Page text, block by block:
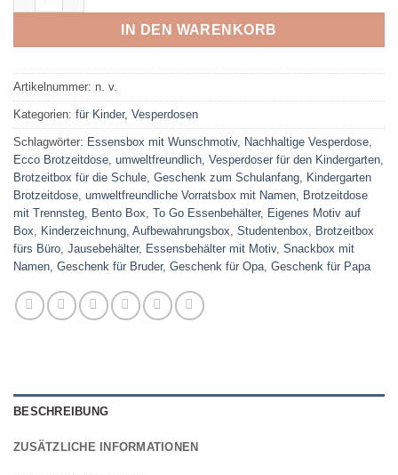
IN DEN WARENKORB
Artikelnummer: n. v.
Kategorien: für Kinder, Vesperdosen
Schlagwörter: Essensbox mit Wunschmotiv, Nachhaltige Vesperdose
Ecco Brotzeitdose umweltfreundlich Vesperdoser für den Kindergarten
Brotzeitbox für die Schule Geschenk zum Schulanfang Kindergarten
Brotzeitdose umweltfreundliche Vorratsbox mit Namen Brotzeitdose
mit Trennsteg Bento Box To Go Essenbehälter, Eigenes Motiv auf
Box
Kinderzeichnung Aufbewahrungsbox Studentenbox
Brotzeitbox
fürs Büro Jausebehälter, Essensbehälter mit Motiv, Snackbox mit
Namen Geschenk für Bruder, Geschenk für Opa Geschenk für Papa
BESCHREIBUNG
ZUSÄTZLICHE INFORMATIONEN